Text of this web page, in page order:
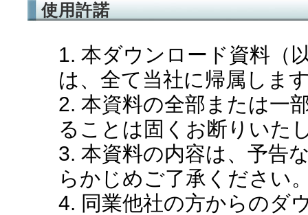
使用許諾
1. 本ダウンロード資料（
は、全て当社に帰属しま
2. 本資料の全部または一
ることは固くお断りいた
3. 本資料の内容は、予告
らかじめご了承ください
4. 同業他社の方からのダ